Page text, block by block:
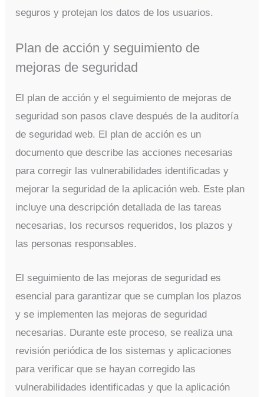
seguros y protejan los datos de los usuarios.
Plan de acción y seguimiento de
mejoras de seguridad
El plan de acción y el seguimiento de mejoras de
seguridad son pasos clave después de la auditoría
de seguridad web. El plan de acción es un
documento que describe las acciones necesarias
para corregir las vulnerabilidades identificadas y
mejorar la seguridad de la aplicación web. Este plan
incluye una descripción detallada de las tareas
necesarias, los recursos requeridos, los plazos y
las personas responsables.
El seguimiento de las mejoras de seguridad es
esencial para garantizar que se cumplan los plazos
y se implementen las mejoras de seguridad
necesarias. Durante este proceso, se realiza una
revisión periódica de los sistemas y aplicaciones
para verificar que se hayan corregido las
vulnerabilidades identificadas y que la aplicación